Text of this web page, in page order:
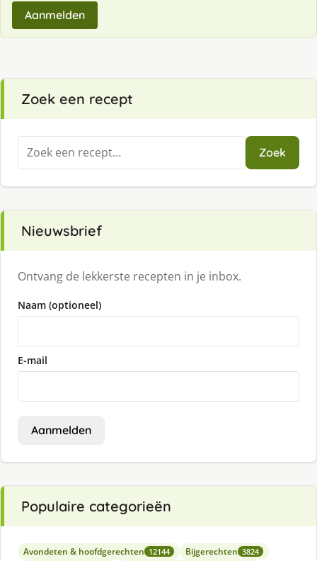
Aanmelden
Zoek een recept
Zoeken
naar:
Zoek
Nieuwsbrief
Ontvang de lekkerste recepten in je inbox.
Naam (optioneel)
E-mail
Aanmelden
Populaire categorieën
Avondeten & hoofdgerechten 12144 Bijgerechten 3824